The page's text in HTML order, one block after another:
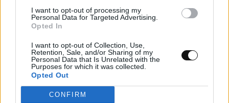
I want to opt-out of processing my
Personal Data for Targeted Advertising.
Opted In
I want to opt-out of Collection, Use,
Retention, Sale, and/or Sharing of my
Personal Data that Is Unrelated with the
Purposes for which it was collected.
Opted Out
CONFIRM